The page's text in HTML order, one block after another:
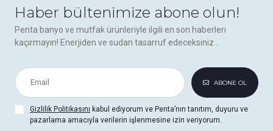
Haber bültenimize abone olun!
Penta banyo ve mutfak ürünleriyle ilgili en son haberleri
kaçırmayın! Enerjiden ve sudan tasarruf edeceksiniz...
ABONE OL
Gizlilik Politikasını kabul ediyorum ve Penta’nın tanıtım, duyuru ve
pazarlama amacıyla verilerin işlenmesine izin veriyorum.